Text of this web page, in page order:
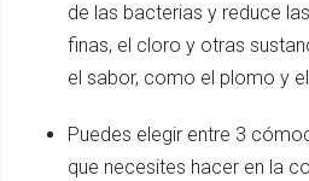
de las bacterias y reduce
finas, el cloro y otras
el sabor, como el plomo y
Puedes elegir entre 3
que necesites hacer en la